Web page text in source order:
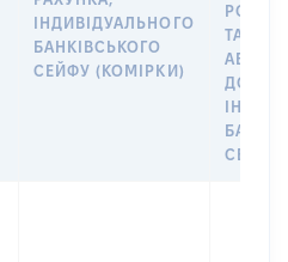
ІНДИВІДУАЛЬНОГО
БАНКІВСЬКОГО
СЕЙФУ (КОМІРКИ)
ТАКИМ
АБО
ДО
СЕЙФУ